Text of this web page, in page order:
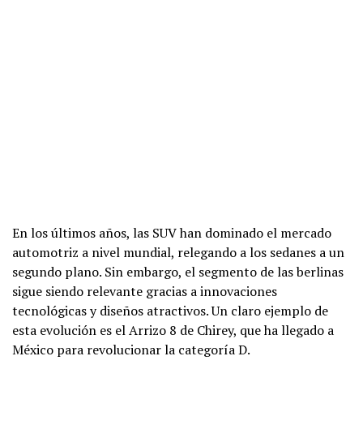
En los últimos años, las SUV han dominado el mercado
automotriz a nivel mundial, relegando a los sedanes a un
segundo plano. Sin embargo, el segmento de las berlinas
sigue siendo relevante gracias a innovaciones
tecnológicas y diseños atractivos. Un claro ejemplo de
esta evolución es el Arrizo 8 de Chirey, que ha llegado a
México para revolucionar la categoría D.